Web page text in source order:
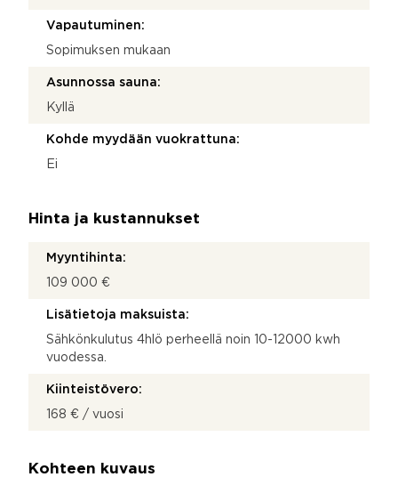
Vapautuminen:
Sopimuksen mukaan
Asunnossa sauna:
Kyllä
Kohde myydään vuokrattuna:
Ei
Hinta ja kustannukset
Myyntihinta:
109 000 €
Lisätietoja maksuista:
Sähkönkulutus 4hlö perheellä noin 10-12000 kwh
vuodessa.
Kiinteistövero:
168 € / vuosi
Kohteen kuvaus